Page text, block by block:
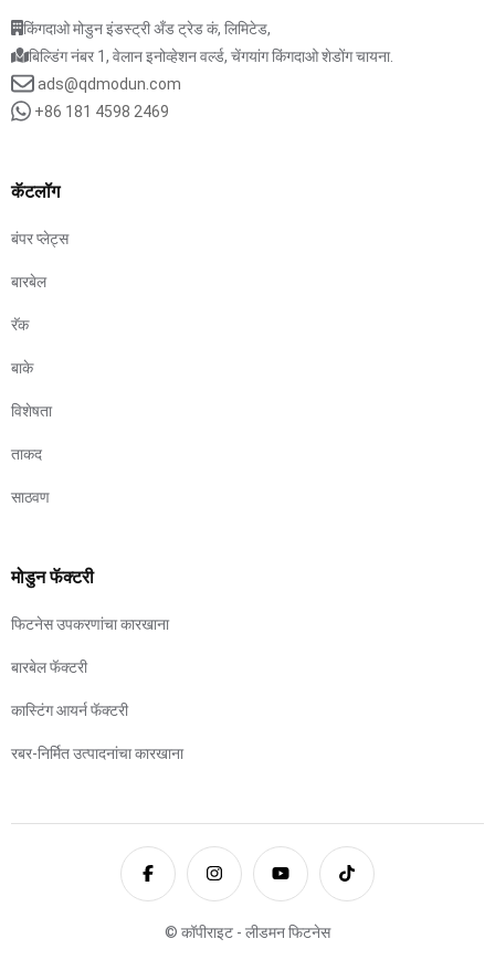
किंगदाओ मोडुन इंडस्ट्री अँड ट्रेड कं, लिमिटेड,
बिल्डिंग नंबर 1, वेलान इनोव्हेशन वर्ल्ड, चेंगयांग किंगदाओ शेडोंग चायना.
ads@qdmodun.com
+86 181 4598 2469
कॅटलॉग
बंपर प्लेट्स
बारबेल
रॅक
बाके
विशेषता
ताकद
साठवण
मोडुन फॅक्टरी
फिटनेस उपकरणांचा कारखाना
बारबेल फॅक्टरी
कास्टिंग आयर्न फॅक्टरी
रबर-निर्मित उत्पादनांचा कारखाना
© कॉपीराइट - लीडमन फिटनेस